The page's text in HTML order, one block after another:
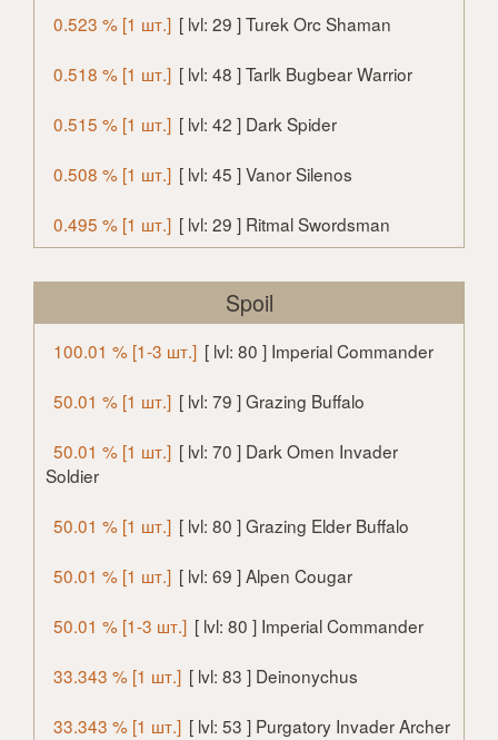
0.523 % [1 шт.] [ lvl: 29 ] Turek Orc Shaman
0.518 % [1 шт.] [ lvl: 48 ] Tarlk Bugbear Warrior
0.515 % [1 шт.] [ lvl: 42 ] Dark Spider
0.508 % [1 шт.] [ lvl: 45 ] Vanor Silenos
0.495 % [1 шт.] [ lvl: 29 ] Ritmal Swordsman
Spoil
100.01 % [1-3 шт.] [ lvl: 80 ] Imperial Commander
50.01 % [1 шт.] [ lvl: 79 ] Grazing Buffalo
50.01 % [1 шт.] [ lvl: 70 ] Dark Omen Invader
Soldier
50.01 % [1 шт.] [ lvl: 80 ] Grazing Elder Buffalo
50.01 % [1 шт.] [ lvl: 69 ] Alpen Cougar
50.01 % [1-3 шт.] [ lvl: 80 ] Imperial Commander
33.343 % [1 шт.] [ lvl: 83 ] Deinonychus
33.343 % [1 шт.] [ lvl: 53 ] Purgatory Invader Archer